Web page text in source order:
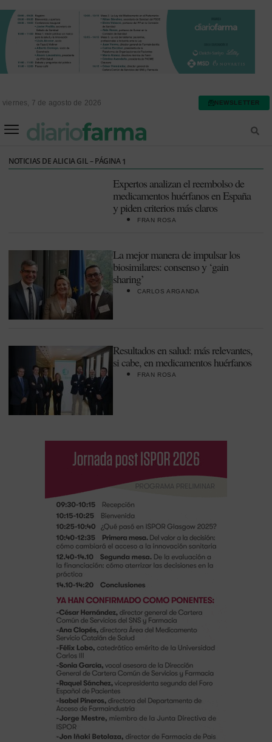
viernes, 7 de agosto de 2026 NEWSLETTER
NOTICIAS DE ALICIA GIL – PÁGINA1
Expertos analizan el reembolso de
medicamentos huérfanos en España
y piden criterios más claros
FRAN ROSA
La mejor manera de impulsar los
biosimilares: consenso y ‘gain
sharing’
CARLOS ARGANDA
Resultados en salud: más relevantes,
si cabe, en medicamentos huérfanos
FRAN ROSA